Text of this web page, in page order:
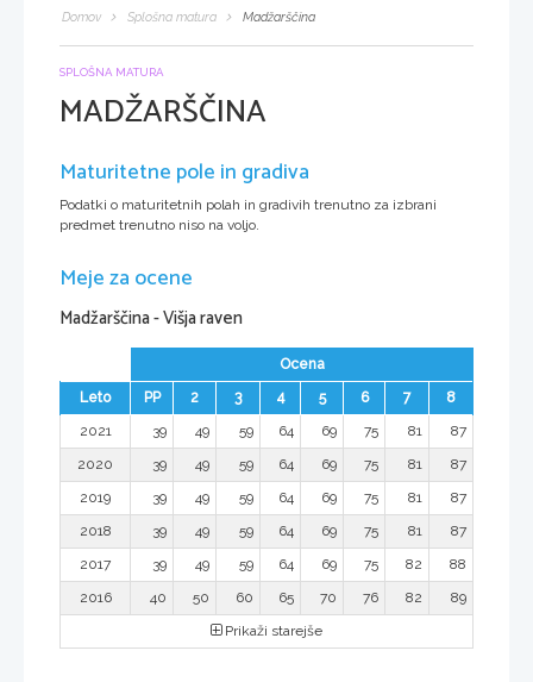
Domov Splošna matura Madžarščina
SPLOŠNA MATURA
MADŽARŠČINA
Maturitetne pole in gradiva
Podatki o maturitetnih polah in gradivih trenutno za izbrani
predmet trenutno niso na voljo.
Meje za ocene
Madžarščina - Višja raven
Ocena
Leto
PP 2 3 4 5 6 7
8
2021
39 49 59 64 69 75 81
87
2020
39 49 59 64 69 75 81
87
2019
39 49 59 64 69 75 81
87
2018
39 49 59 64 69 75 81
87
2017
39 49 59 64 69 75 82
88
2016
40 50 60 65 70 76 82
89
Prikaži starejše